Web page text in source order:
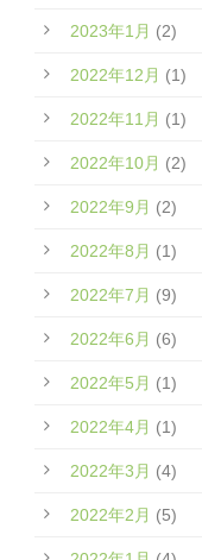
2023年1月 (2)
2022年12月 (1)
2022年11月 (1)
2022年10月 (2)
2022年9月 (2)
2022年8月 (1)
2022年7月 (9)
2022年6月 (6)
2022年5月 (1)
2022年4月 (1)
2022年3月 (4)
2022年2月 (5)